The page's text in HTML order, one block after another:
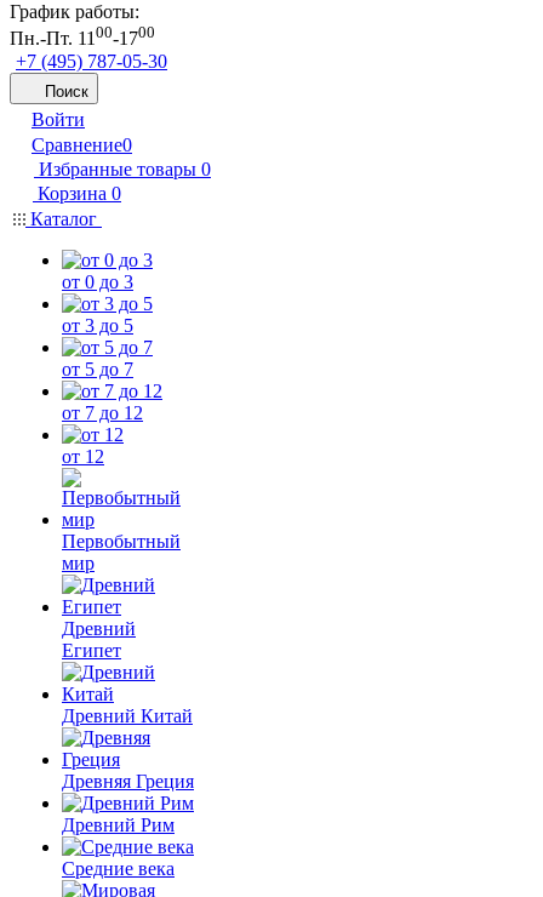
График работы:
Пн.-Пт. 1100-1700
+7 (495) 787-05-30
Поиск
Войти
Сравнение0
Избранные товары 0
Корзина 0
Каталог
от 0 до 3
от 3 до 5
от 5 до 7
от 7 до 12
от 12
Первобытный
мир
Древний
Египет
Древний Китай
Древняя Греция
Древний Рим
Средние века